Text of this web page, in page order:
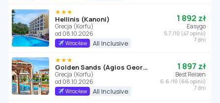
★★★
Hellinis (Kanoni)
Grecja (Korfu)
od 08.10.2026
Wrocław All Inclusive
1 892 zł
Easygo
5.7 /10 (47 opinii)
7 dni
★★★
Golden Sands (Agios Georgios)
Grecja (Korfu)
od 08.10.2026
Wrocław All Inclusive
1 897 zł
Best Reisen
6.6 /10 (66 opinii)
7 dni